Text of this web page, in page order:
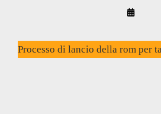
By
Akyüz
Processo di lancio della rom per